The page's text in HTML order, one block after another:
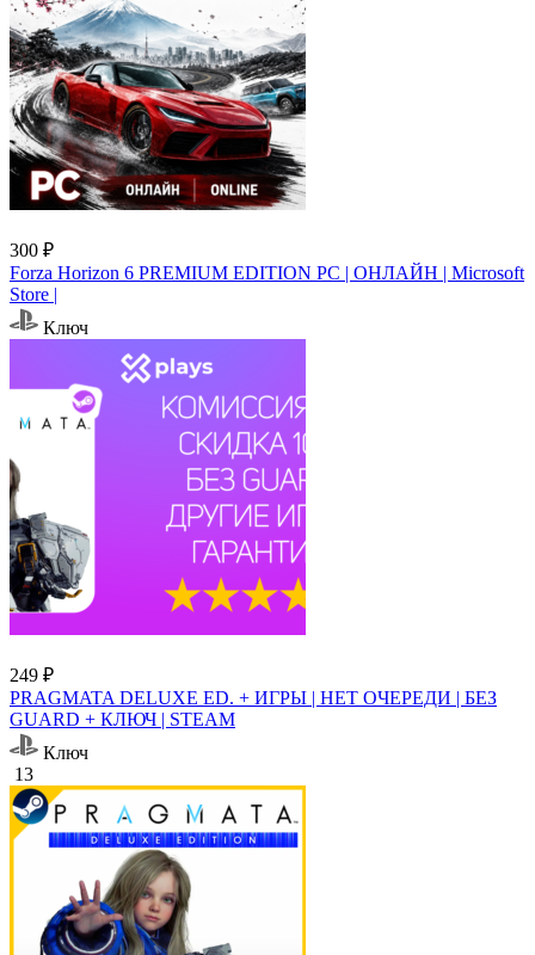
300 ₽
Forza Horizon 6 PREMIUM EDITION PC | ОНЛАЙН | Microsoft
Store |
Ключ
249 ₽
PRAGMATA DELUXE ED. + ИГРЫ | НЕТ ОЧЕРЕДИ | БЕЗ
GUARD + КЛЮЧ | STEAM
Ключ
13